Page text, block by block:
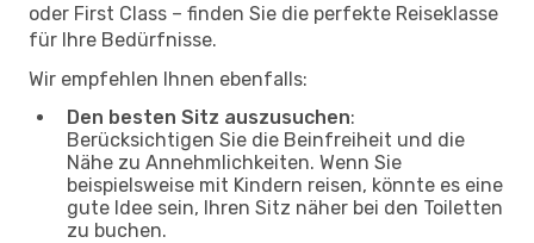
oder First Class – finden Sie die perfekte Reiseklasse
für Ihre Bedürfnisse.
Wir empfehlen Ihnen ebenfalls:
Den besten Sitz auszusuchen:
Berücksichtigen Sie die Beinfreiheit und die
Nähe zu Annehmlichkeiten. Wenn Sie
beispielsweise mit Kindern reisen, könnte es eine
gute Idee sein, Ihren Sitz näher bei den Toiletten
zu buchen.